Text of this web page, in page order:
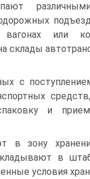
или
склады
с
и
в зону
в
условия